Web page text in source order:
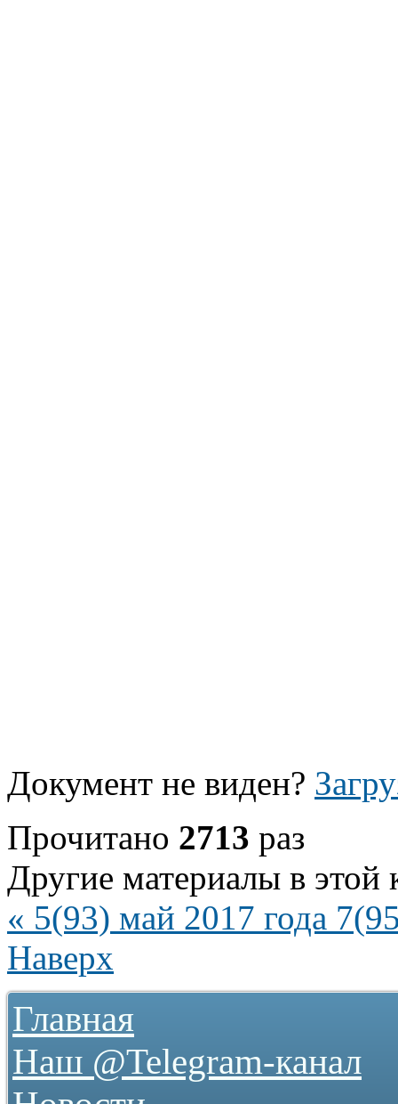
Документ не виден?
Прочитано 2713 раз
Другие материалы в этой
« 5(93) май 2017 года
Наверх
Главная
Наш @Telegram-канал